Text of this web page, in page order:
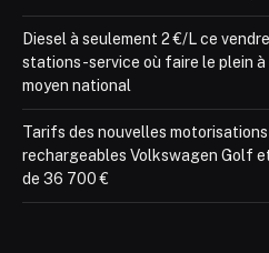
Diesel à seulement 2 €/L ce
stations-service où faire le plein à
moyen national
Tarifs des nouvelles
rechargeables Volkswagen Golf
de 36 700 €